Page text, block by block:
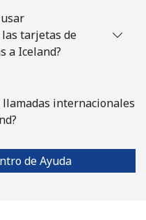
las tarjetas de
a Iceland?
internacionales
de Ayuda